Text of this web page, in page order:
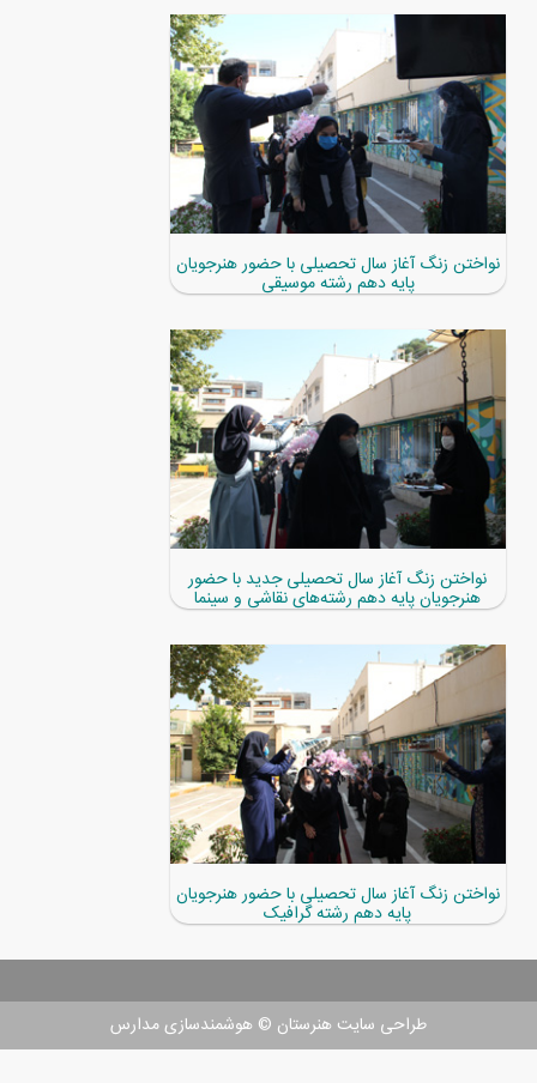
نواختن زنگ آغاز سال تحصیلی با حضور هنرجویان
پایه دهم رشته موسیقی
نواختن زنگ آغاز سال تحصیلی جدید با حضور
هنرجویان پایه دهم رشته‌های نقاشی و سینما
نواختن زنگ آغاز سال تحصیلی با حضور هنرجویان
پایه دهم رشته‌ گرافیک
طراحی سایت هنرستان © هوشمندسازی مدارس